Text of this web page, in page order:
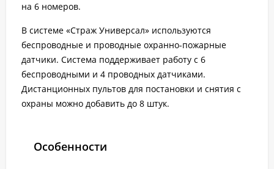
на 6 номеров.
В системе «Страж Универсал» используются
беспроводные и проводные охранно-пожарные
датчики. Система поддерживает работу с 6
беспроводными и 4 проводных датчиками.
Дистанционных пультов для постановки и снятия с
охраны можно добавить до 8 штук.
Особенности